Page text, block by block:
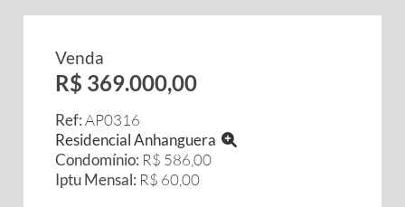
Venda
R$ 369.000,00
Ref:AP0316
Residencial Anhanguera
Condomínio: R$ 586,00
Iptu Mensal: R$ 60,00